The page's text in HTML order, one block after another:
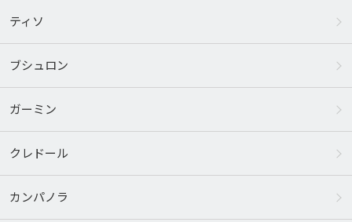
ティソ
ブシュロン
ガーミン
クレドール
カンパノラ